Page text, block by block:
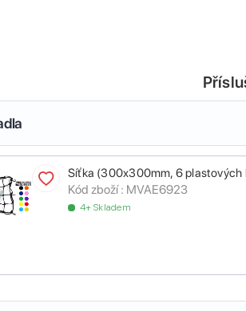
Síťka (300x300mm, 6 plastových
Kód zboží : MVAE6923
4+ Skladem